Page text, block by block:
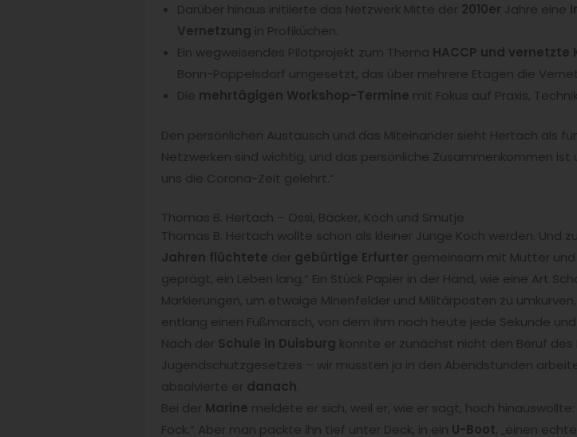
Darüber hinaus initiierte das Netzwerk Mitte der 2010er Jahre eine
Vernetzung in Profiküchen.
Ein wegweisendes Pilotprojekt zum Thema HACCP und
Bonn-Poppelsdorf umgesetzt, das über mehrere Etagen die
Die mehrtägigen Workshop-Termine mit Fokus auf Praxis,
Den persönlichen Austausch und das Miteinander sieht Hertach als
Netzwerken sind wichtig, und das persönliche Zusammenkommen
uns die Corona-Zeit gelehrt.“
Thomas B. Hertach – Ossi, Bäcker, Koch und Smutje
Thomas B. Hertach wollte schon als kleiner Junge Koch werden. Und
Jahren flüchtete der gebürtige Erfurter gemeinsam mit Mutter
geprägt, ein Leben lang.“ Ein Stück Papier in der Hand, wie eine Art
Markierungen, um etwaige Minenfelder und Militärposten zu
entlang einen Fußmarsch, von dem ihm noch heute jede Sekunde
Nach der Schule in Duisburg konnte er zunächst nicht den Beruf
Jugendschutzgesetzes – wir mussten ja in den Abendstunden
absolvierte er danach
Bei der Marine meldete er sich, weil er, wie er sagt, hoch
Fock.“ Aber man packte ihn tief unter Deck, in ein U-Boot, „einen